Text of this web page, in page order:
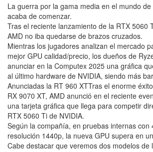
La guerra por la gama media en el mundo
acaba de comenzar.
Tras el reciente lanzamiento de la RTX 5060
AMD no iba quedarse de brazos cruzados.
Mientras los jugadores analizan el mercado
mejor GPU calidad/precio, los dueños de
anunciar en la Computex 2025 una gráfica
al último hardware de NVIDIA, siendo más
Anunciadas la RT 960 XTTras el enorme
RX 9070 XT, AMD anunció en el reciente
una tarjeta gráfica que llega para competir
RTX 5060 Ti de NVIDIA.
Según la compañía, en pruebas internas con
resolución 1440p, la nueva GPU supera en
Cabe destacar que veremos dos modelos de